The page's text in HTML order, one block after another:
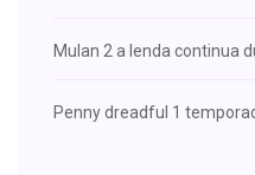
Mulan 2 a lenda continua
Penny dreadful 1